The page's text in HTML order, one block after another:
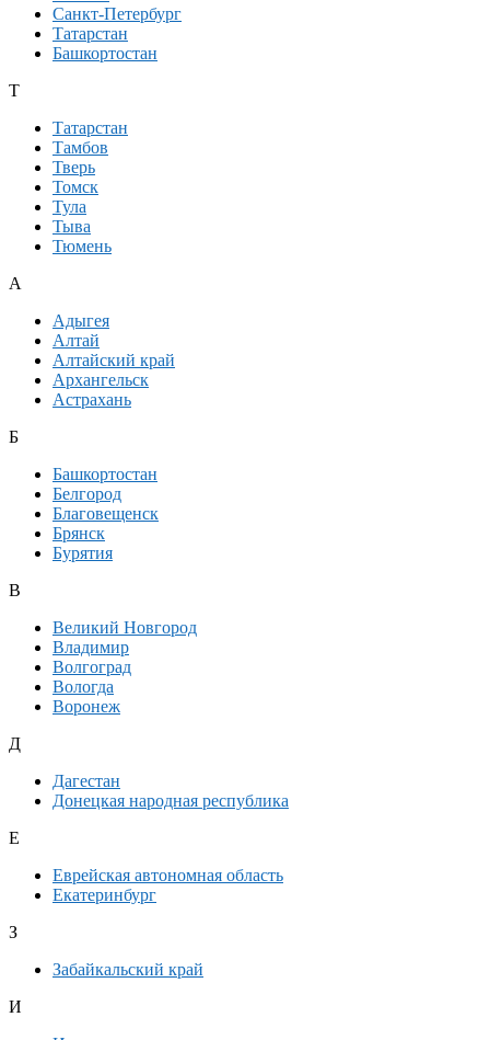
Санкт-Петербург
Татарстан
Башкортостан
Т
Татарстан
Тамбов
Тверь
Томск
Тула
Тыва
Тюмень
А
Адыгея
Алтай
Алтайский край
Архангельск
Астрахань
Б
Башкортостан
Белгород
Благовещенск
Брянск
Бурятия
В
Великий Новгород
Владимир
Волгоград
Вологда
Воронеж
Д
Дагестан
Донецкая народная республика
Е
Еврейская автономная область
Екатеринбург
З
Забайкальский край
И